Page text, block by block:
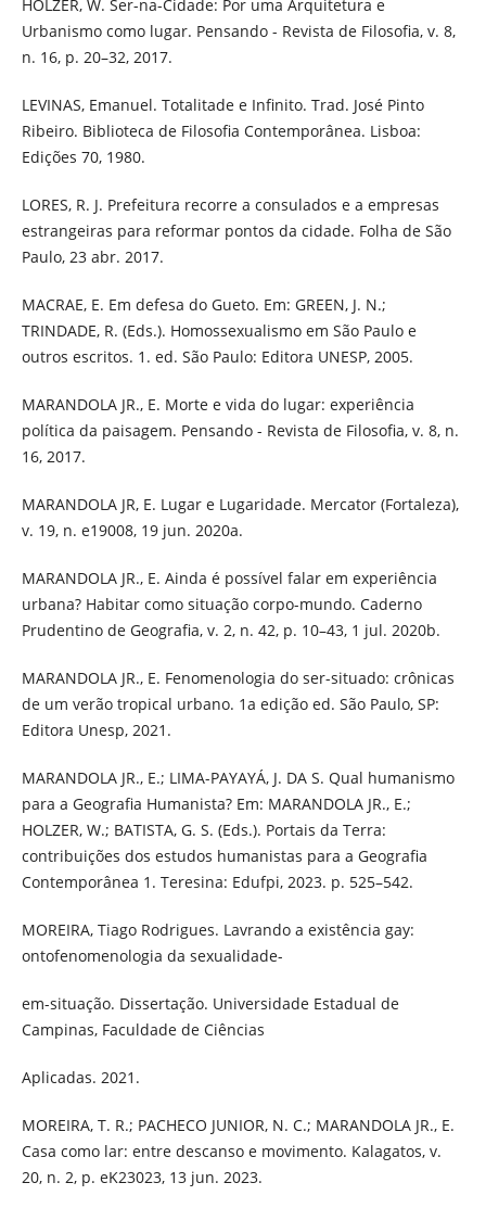
HOLZER, W. Ser-na-Cidade: Por uma Arquitetura e
Urbanismo como lugar. Pensando - Revista de Filosofia, v. 8,
n. 16, p. 20–32, 2017.
LEVINAS, Emanuel. Totalitade e Infinito. Trad. José Pinto
Ribeiro. Biblioteca de Filosofia Contemporânea. Lisboa:
Edições 70, 1980.
LORES, R. J. Prefeitura recorre a consulados e a empresas
estrangeiras para reformar pontos da cidade. Folha de São
Paulo, 23 abr. 2017.
MACRAE, E. Em defesa do Gueto. Em: GREEN, J. N.;
TRINDADE, R. (Eds.). Homossexualismo em São Paulo e
outros escritos. 1. ed. São Paulo: Editora UNESP, 2005.
MARANDOLA JR., E. Morte e vida do lugar: experiência
política da paisagem. Pensando - Revista de Filosofia, v. 8, n.
16, 2017.
MARANDOLA JR, E. Lugar e Lugaridade. Mercator (Fortaleza),
v. 19, n. e19008, 19 jun. 2020a.
MARANDOLA JR., E. Ainda é possível falar em experiência
urbana? Habitar como situação corpo-mundo. Caderno
Prudentino de Geografia, v. 2, n. 42, p. 10–43, 1 jul. 2020b.
MARANDOLA JR., E. Fenomenologia do ser-situado: crônicas
de um verão tropical urbano. 1a edição ed. São Paulo, SP:
Editora Unesp, 2021.
MARANDOLA JR., E.; LIMA-PAYAYÁ, J. DA S. Qual humanismo
para a Geografia Humanista? Em: MARANDOLA JR., E.;
HOLZER, W.; BATISTA, G. S. (Eds.). Portais da Terra:
contribuições dos estudos humanistas para a Geografia
Contemporânea 1. Teresina: Edufpi, 2023. p. 525–542.
MOREIRA, Tiago Rodrigues. Lavrando a existência gay:
ontofenomenologia da sexualidade-
em-situação. Dissertação. Universidade Estadual de
Campinas, Faculdade de Ciências
Aplicadas. 2021.
MOREIRA, T. R.; PACHECO JUNIOR, N. C.; MARANDOLA JR., E.
Casa como lar: entre descanso e movimento. Kalagatos, v.
20, n. 2, p. eK23023, 13 jun. 2023.